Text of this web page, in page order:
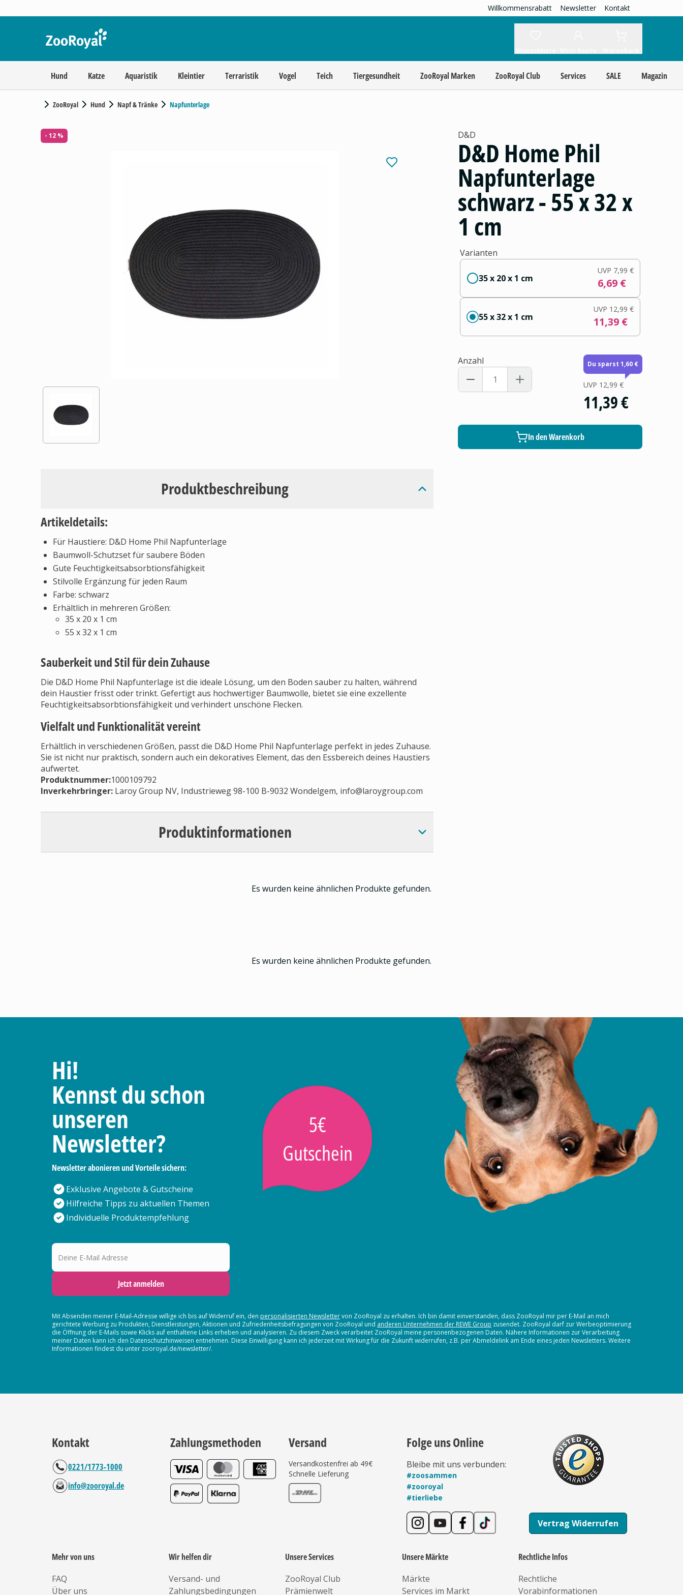
Willkommensrabatt Newsletter Kontakt
Hund Katze Aquaristik Kleintier Terraristik Vogel Teich Tiergesundheit ZooRoyal Marken ZooRoyal Club Services SALE Magazin
ZooRoyal Hund Napf & Tränke Napfunterlage
- 12 %
Produktbeschreibung
Artikeldetails:
Für Haustiere: D&D Home Phil Napfunterlage
Baumwoll-Schutzset für saubere Böden
Gute Feuchtigkeitsabsorbtionsfähigkeit
Stilvolle Ergänzung für jeden Raum
Farbe: schwarz
Erhältlich in mehreren Größen:
35 x 20 x 1 cm
55 x 32 x 1 cm
Sauberkeit und Stil für dein Zuhause
Die D&D Home Phil Napfunterlage ist die ideale Lösung, um den Boden sauber zu halten, während
dein Haustier frisst oder trinkt. Gefertigt aus hochwertiger Baumwolle, bietet sie eine exzellente
Feuchtigkeitsabsorbtionsfähigkeit und verhindert unschöne Flecken.
Vielfalt und Funktionalität vereint
Erhältlich in verschiedenen Größen, passt die D&D Home Phil Napfunterlage perfekt in jedes Zuhause.
Sie ist nicht nur praktisch, sondern auch ein dekoratives Element, das den Essbereich deines Haustiers
aufwertet.
Produktnummer:1000109792
Inverkehrbringer: Laroy Group NV, Industrieweg 98-100 B-9032 Wondelgem, info@laroygroup.com
Produktinformationen
D&D
D&D Home Phil
Napfunterlage
schwarz - 55 x 32 x
1 cm
Varianten
35 x 20 x 1 cm
UVP 7,99 €
6,69 €
55 x 32 x 1 cm
UVP 12,99 €
11,39 €
Anzahl Du sparst 1,60 €
UVP 12,99 €
11,39 €
In den Warenkorb
Es wurden keine ähnlichen Produkte gefunden.
Es wurden keine ähnlichen Produkte gefunden.
Hi!
Kennst du schon
unseren
Newsletter?
Newsletter abonieren und Vorteile sichern:
Exklusive Angebote & Gutscheine
Hilfreiche Tipps zu aktuellen Themen
Individuelle Produktempfehlung
5€
Gutschein
Deine E-Mail Adresse
Jetzt anmelden
Mit Absenden meiner E-Mail-Adresse willige ich bis auf Widerruf ein, den personalisierten Newslettervon ZooRoyal zu erhalten. Ich bin damit einverstanden, dass ZooRoyal mir per E-Mail an mich
gerichtete Werbung zu Produkten, Dienstleistungen, Aktionen und Zufriedenheitsbefragungen von ZooRoyal und anderen Unternehmen der REWE Group zusendet. ZooRoyal darf zur Werbeoptimierung
die Öffnung der E-Mails sowie Klicks auf enthaltene Links erheben und analysieren. Zu diesem Zweck verarbeitet ZooRoyal meine personenbezogenen Daten. Nähere Informationen zur Verarbeitung
meiner Daten kann ich den Datenschutzhinweisen entnehmen. Diese Einwilligung kann ich jederzeit mit Wirkung für die Zukunft widerrufen, z.B. per Abmeldelink am Ende eines jeden Newsletters. Weitere
Informationen findest du unter zooroyal.de/newsletter/.
Kontakt
0221/1773-1000
info@zooroyal.de
Zahlungsmethoden Versand
Versandkostenfrei ab 49€
Schnelle Lieferung
Folge uns Online
Bleibe mit uns verbunden:
#zoosammen
#zooroyal
#tierliebe
Vertrag Widerrufen
Mehr von uns
FAQ
Über uns
Wir helfen dir
Versand- und
Zahlungsbedingungen
Unsere Services
ZooRoyal Club
Prämienwelt
Unsere Märkte
Märkte
Services im Markt
Rechtliche Infos
Rechtliche
Vorabinformationen